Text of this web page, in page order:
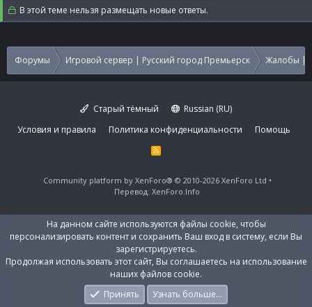
В этой теме нельзя размещать новые ответы.
Форумы Игровой сервер | Русский город Премьерск Жалобы |
Старый тёмный
Russian (RU)
Условия и правила
Политика конфиденциальности Помощь
R
S
Community platform by XenForo® © 2010-2026 XenForo Ltd
Перевод: XenForo.Info
На данном сайте используются файлы cookie, чтобы
персонализировать контент и сохранить Ваш вход в систему, если Вы
зарегистрируетесь.
Продолжая использовать этот сайт, Вы соглашаетесь на использование
наших файлов cookie.
Принять
Узнать больше…